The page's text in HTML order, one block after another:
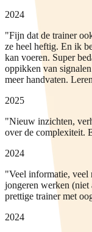
2024
"Fijn dat de trainer
ze heel heftig. En ik
kan voeren. Super
oppikken van
meer handvaten.
2025
"Nieuw inzichten,
over de complexiteit.
2024
"Veel informatie, veel
jongeren werken
prettige trainer met
2024